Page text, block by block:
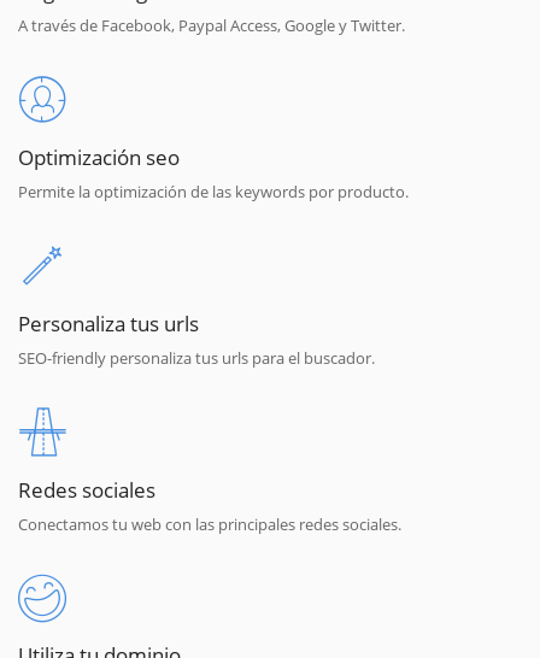
A través de Facebook, Paypal Access, Google y Twitter.
Optimización seo
Permite la optimización de las keywords por producto.
Personaliza tus urls
SEO-friendly personaliza tus urls para el buscador.
Redes sociales
Conectamos tu web con las principales redes sociales.